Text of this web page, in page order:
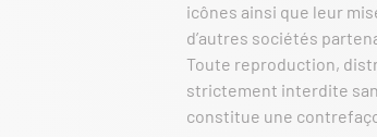
icônes ainsi que leur
d’autres sociétés
Toute reproduction,
strictement interdite
constitue une